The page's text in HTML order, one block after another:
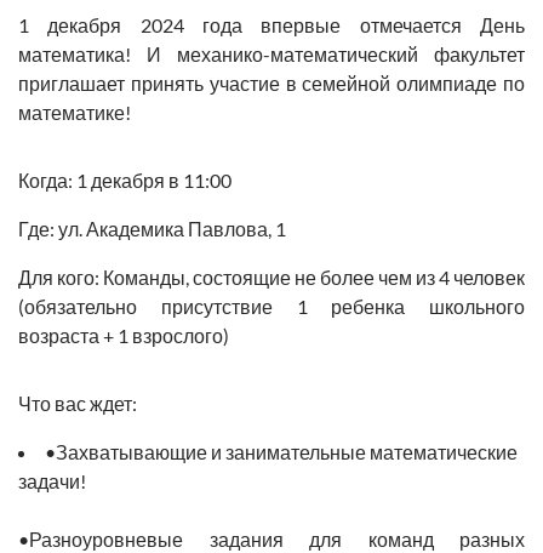
1 декабря 2024 года впервые отмечается День
математика! И механико-математический факультет
приглашает принять участие в семейной олимпиаде по
математике!
Когда: 1 декабря в 11:00
Где: ул. Академика Павлова, 1
Для кого: Команды, состоящие не более чем из 4 человек
(обязательно присутствие 1 ребенка школьного
возраста + 1 взрослого)
Что вас ждет:
•Захватывающие и занимательные математические
задачи!
•Разноуровневые задания для команд разных